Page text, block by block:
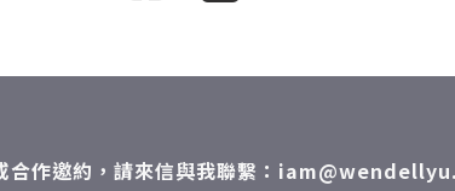
合作邀約，請來信與我聯繫：